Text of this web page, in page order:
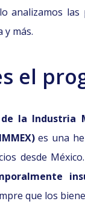
analizamos las
y más.
el
la Industria
es una
desde
que los